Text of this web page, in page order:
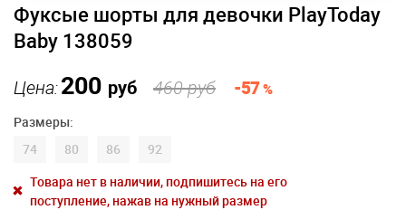
Фуксые шорты для девочки PlayToday
Baby 138059
Цена:200 руб 460 руб -57%
Размеры:
74
80 86
92
Товара нет в наличии, подпишитесь на его
поступление, нажав на нужный размер